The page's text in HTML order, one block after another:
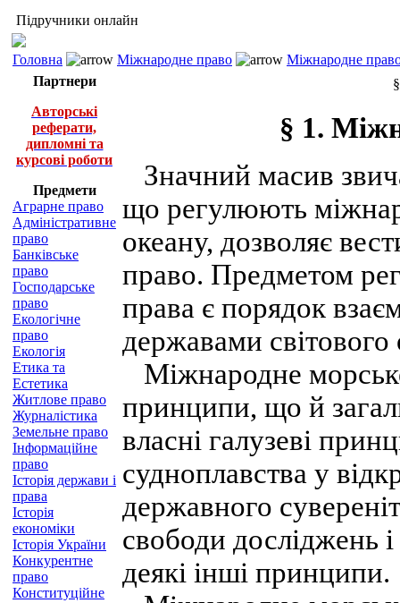
Підручники онлайн
Головна Міжнародне право
Міжнародне
Партнери
Авторські
реферати,
дипломні та
курсові роботи
Предмети
Аграрне право
Адміністративне
право
Банківське
право
Господарське
право
Екологічне
право
Екологія
Етика та
Естетика
Житлове право
Журналістика
Земельне право
Інформаційне
право
Історія держави і
права
Історія
економіки
Історія України
Конкурентне
право
Конституційне
§ 1.
Значний масив
що регулюють
океану, дозволяє
право. Предметом
права є порядок
державами
Міжнародне
принципи, що й
власні галузеві
судноплавства у
державного
свободи досліджень
деякі інші принципи.